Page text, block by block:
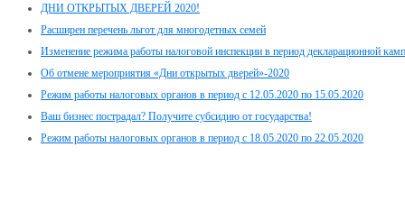
ДНИ ОТКРЫТЫХ ДВЕРЕЙ 2020!
Расширен перечень льгот для многодетных семей
Изменение режима работы налоговой инспекции в период декларационной
Об отмене мероприятия «Дни открытых дверей»-2020
Режим работы налоговых органов в период с 12.05.2020 по 15.05.2020
Ваш бизнес пострадал? Получите субсидию от государства!
Режим работы налоговых органов в период с 18.05.2020 по 22.05.2020